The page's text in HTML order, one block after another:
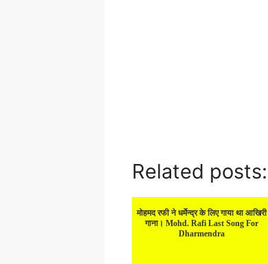
Related posts:
मोहमद रफी ने धर्मेन्द्र के लिए गाया था आखिरी
गाना। Mohd. Rafi Last Song For
Dharmendra